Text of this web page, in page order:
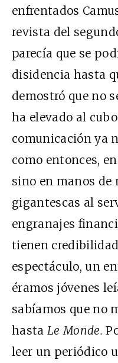
enfrentados
revista del
parecía que se
disidencia hasta
demostró que no
ha elevado al
comunicación ya
como entonces,
sino en manos
gigantescas al
engranajes
tienen
espectáculo, un
éramos jóvenes
sabíamos que no
hastaLe Monde.
leer un periódico